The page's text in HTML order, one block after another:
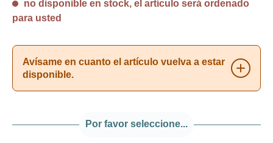
no disponible en stock, el artículo será ordenado
para usted
Avísame en cuanto el artículo vuelva a estar
disponible.
Por favor seleccione...